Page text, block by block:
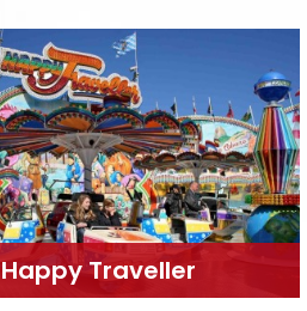
Happy Traveller